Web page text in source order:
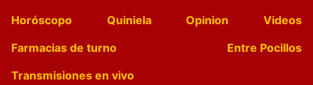
Horóscopo
Quiniela Opinion
Videos
Farmacias de turno
Entre Pocillos
Transmisiones en vivo